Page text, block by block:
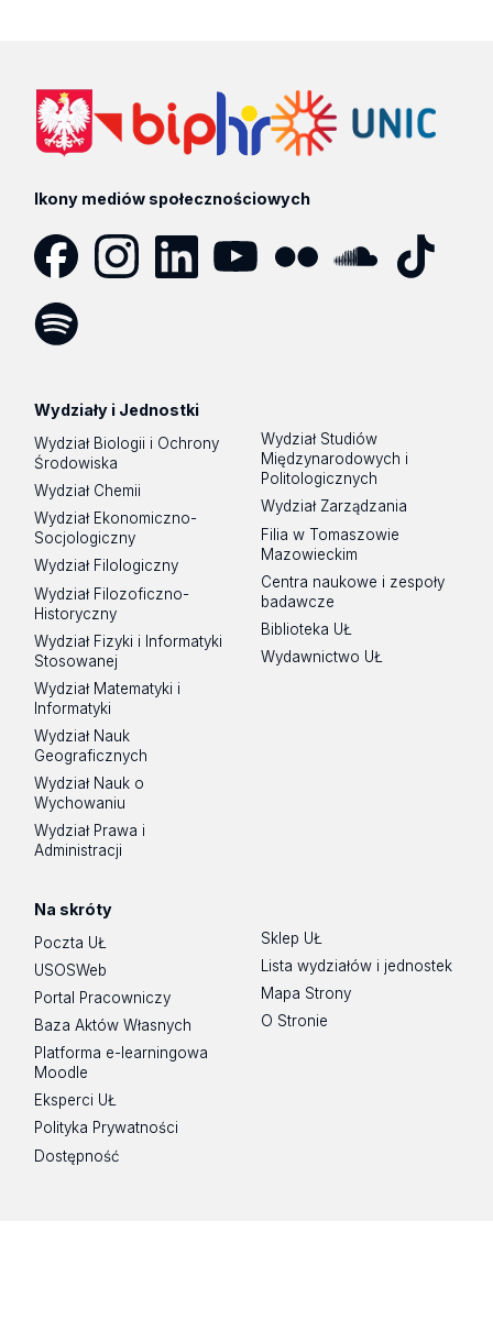
Ikony mediów społecznościowych
Wydziały i Jednostki
Wydział Biologii i Ochrony
Środowiska
Wydział Chemii
Wydział Ekonomiczno-
Socjologiczny
Wydział Filologiczny
Wydział Filozoficzno-
Historyczny
Wydział Fizyki i Informatyki
Stosowanej
Wydział Matematyki i
Informatyki
Wydział Nauk
Geograficznych
Wydział Nauk o
Wychowaniu
Wydział Prawa i
Administracji
Wydział Studiów
Międzynarodowych i
Politologicznych
Wydział Zarządzania
Filia w Tomaszowie
Mazowieckim
Centra naukowe i zespoły
badawcze
Biblioteka UŁ
Wydawnictwo UŁ
Na skróty
Poczta UŁ
USOSWeb
Portal Pracowniczy
Baza Aktów Własnych
Platforma e-learningowa
Moodle
Eksperci UŁ
Polityka Prywatności
Dostępność
Sklep UŁ
Lista wydziałów i jednostek
Mapa Strony
O Stronie